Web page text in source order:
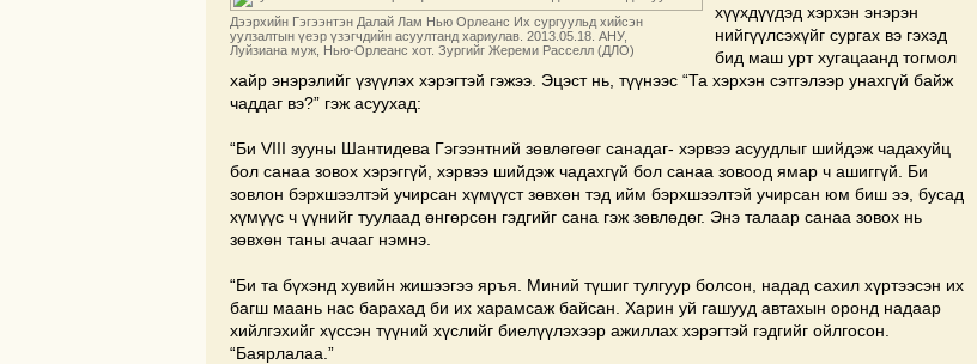
Дээрхийн Гэгээнтэн Далай Лам Нью Орлеанс Их сургуульд хийсэн
уулзалтын үеэр үзэгчдийн асуултанд хариулав. 2013.05.18. АНУ,
Луйзиана муж, Нью-Орлеанс хот. Зургийг Жереми Расселл (ДЛО)
хүүхдүүдэд хэрхэн энэрэн
нийгүүлсэхүйг сургах вэ гэхэд
бид маш урт хугацаанд тогмол
хайр энэрэлийг үзүүлэх хэрэгтэй гэжээ. Эцэст нь, түүнээс “Та хэрхэн сэтгэлээр унахгүй байж
чаддаг вэ?” гэж асуухад:
“Би VIII зууны Шантидева Гэгээнтний зөвлөгөөг санадаг- хэрвээ асуудлыг шийдэж чадахуйц
бол санаа зовох хэрэггүй, хэрвээ шийдэж чадахгүй бол санаа зовоод ямар ч ашиггүй. Би
зовлон бэрхшээлтэй учирсан хүмүүст зөвхөн тэд ийм бэрхшээлтэй учирсан юм биш ээ, бусад
хүмүүс ч үүнийг туулаад өнгөрсөн гэдгийг сана гэж зөвлөдөг. Энэ талаар санаа зовох нь
зөвхөн таны ачааг нэмнэ.
“Би та бүхэнд хувийн жишээгээ яръя. Миний түшиг тулгуур болсон, надад сахил хүртээсэн их
багш маань нас барахад би их харамсаж байсан. Харин уй гашууд автахын оронд надаар
хийлгэхийг хүссэн түүний хүслийг биелүүлэхээр ажиллах хэрэгтэй гэдгийг ойлгосон.
“Баярлалаа.”